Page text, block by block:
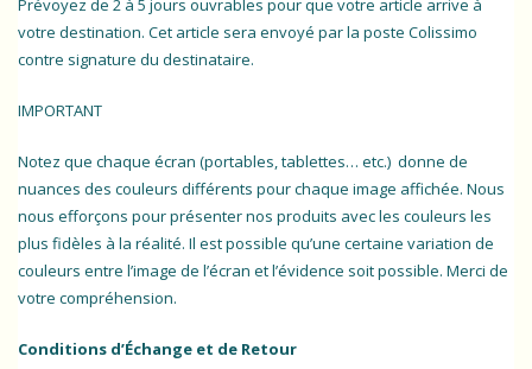
Prévoyez de 2 à 5 jours ouvrables pour que votre article arrive à
votre destination. Cet article sera envoyé par la poste Colissimo
contre signature du destinataire.
IMPORTANT
Notez que chaque écran (portables, tablettes… etc.) donne de
nuances des couleurs différents pour chaque image affichée. Nous
nous efforçons pour présenter nos produits avec les couleurs les
plus fidèles à la réalité. Il est possible qu’une certaine variation de
couleurs entre l’image de l’écran et l’évidence soit possible. Merci de
votre compréhension.
Conditions d’Échange et de Retour